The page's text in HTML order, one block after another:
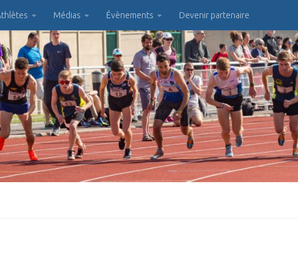
Médias Évènements Devenir partenaire